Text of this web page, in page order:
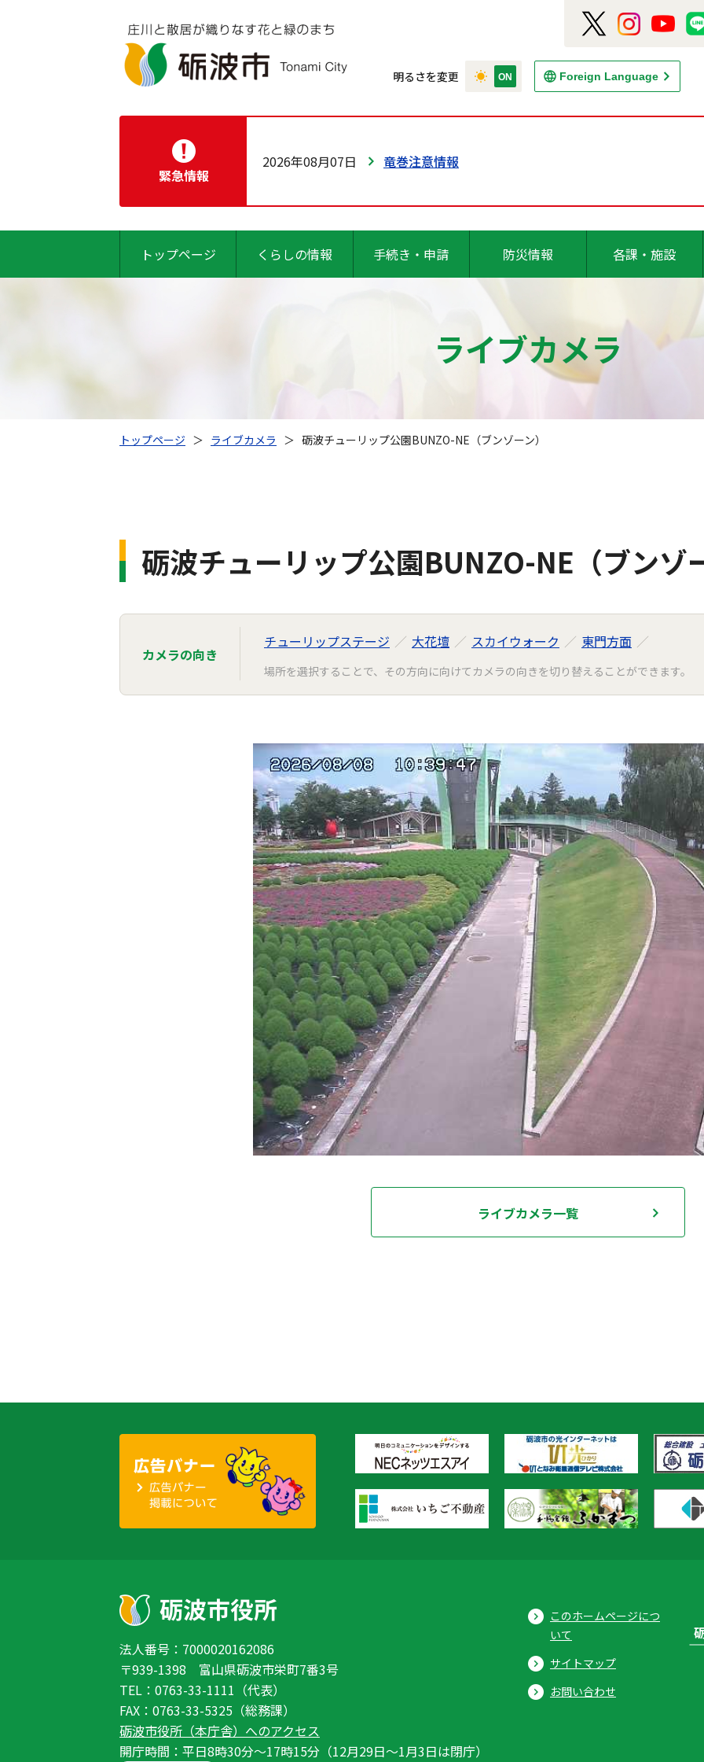
明るさを変更 Foreign Language
緊急情報
2026年08月07日 竜巻注意情報
トップページ くらしの情報 手続き・申請 防災情報 各課・施設
ライブカメラ
トップページ ＞ ライブカメラ ＞ 砺波チューリップ公園BUNZO-NE（ブンゾーン）
砺波チューリップ公園BUNZO-NE（ブンゾ
カメラの向き
チューリップステージ 大花壇 スカイウォーク 東門方面
場所を選択することで、その方向に向けてカメラの向きを切り替えることができます。
ライブカメラ一覧
法人番号：7000020162086
〒939-1398 富山県砺波市栄町7番3号
TEL：0763-33-1111（代表）
FAX：0763-33-5325（総務課）
砺波市役所（本庁舎）へのアクセス
開庁時間：平日8時30分〜17時15分（12月29日〜1月3日は閉庁）
このホームページにつ
いて
サイトマップ
お問い合わせ